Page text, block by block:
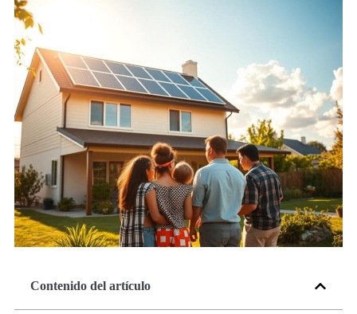
Contenido del artículo